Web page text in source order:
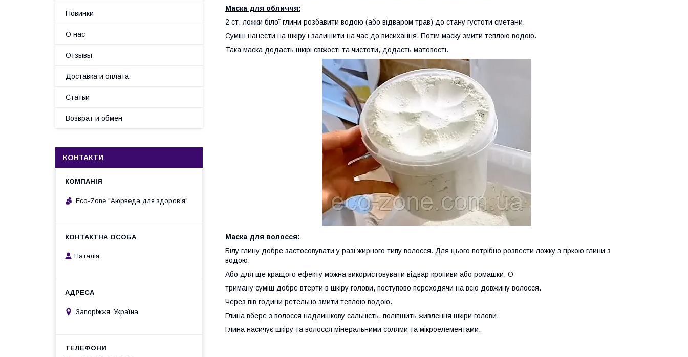
Маска для обличчя:
2 ст. ложки білої глини розбавити водою (або відваром трав) до стану густоти сметани.
Суміш нанести на шкіру і залишити на час до висихання. Потім маску змити теплою водою.
Така маска додасть шкірі свіжості та чистоти, додасть матовості.
Маска для волосся:
Білу глину добре застосовувати у разі жирного типу волосся. Для цього потрібно розвести ложку з гіркою глини з
водою.
Або для ще кращого ефекту можна використовувати відвар кропиви або ромашки. О
триману суміш добре втерти в шкіру голови, поступово переходячи на всю довжину волосся.
Через пів години ретельно змити теплою водою.
Глина вбере з волосся надлишкову сальність, поліпшить живлення шкіри голови.
Глина насичує шкіру та волосся мінеральними солями та мікроелементами.
Новинки
О нас
Отзывы
Доставка и оплата
Статьи
Возврат и обмен
КОНТАКТИ
Eco-Zone "Аюрведа для здоров'я"
Наталія
Запоріжжя, Україна